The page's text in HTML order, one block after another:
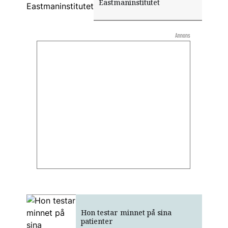
Eastmaninstitutet
Hon testar minnet på sina
patienter
Annons